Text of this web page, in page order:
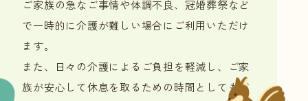
ご家族の急なご事情や体調不良、冠婚葬祭など
で 一時的に介護が難しい場合にご利用いただけ
ます。
また、日々の介護によるご負担を軽減し、
ご家
族が安心して休息を取るための時間としてもご